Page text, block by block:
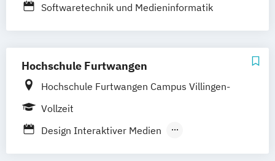
Softwaretechnik und Medieninformatik
Hochschule Furtwangen
Hochschule Furtwangen Campus Villingen-
Schwenningen
Vollzeit
Design Interaktiver Medien